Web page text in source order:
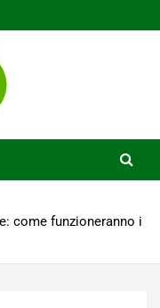
come funzioneranno i